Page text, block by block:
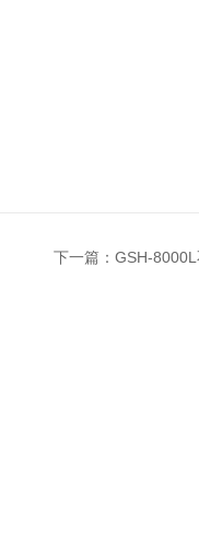
下一篇： GSH-